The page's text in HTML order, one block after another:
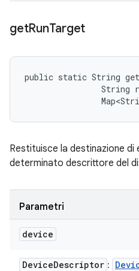
getRunTarget
public static String
String
Restituisce la destinazione di
determinato descrittore del
Parametri
device
DeviceDescriptor :